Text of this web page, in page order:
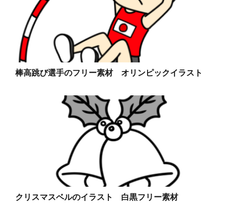
棒高跳び選手のフリー素材 オリンピックイラスト
クリスマスベルのイラスト 白黒フリー素材